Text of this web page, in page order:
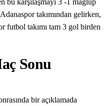
bu karşılaşmayı 3 -1 mağlup
takımından gelirken,
futbol takımı tam 3 gol birden
Sonu
bir açıklamada